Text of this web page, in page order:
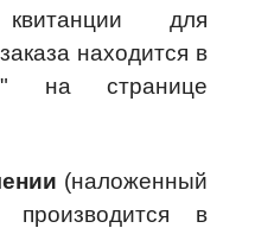
для
находится в
на странице
(наложенный
в